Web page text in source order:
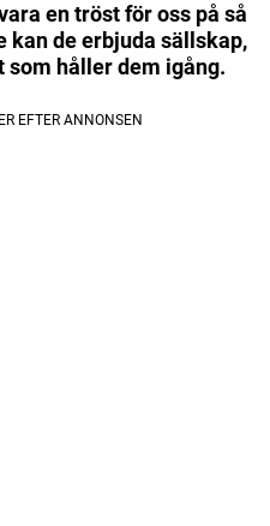
en tröst för oss på så
kan de erbjuda sällskap,
som håller dem igång.